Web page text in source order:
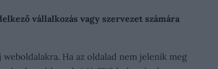
vállalkozás vagy szervezet számára
Ha az oldalad nem jelenik meg